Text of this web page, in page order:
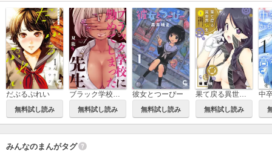
だぶるぷれい
無料試し読み 無料試し読み
彼女とつーぴー
無料試し読み 無料試し読み
みんなのまんがタグ